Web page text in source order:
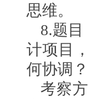
思维。
8.题
计项目
何协调？
考察